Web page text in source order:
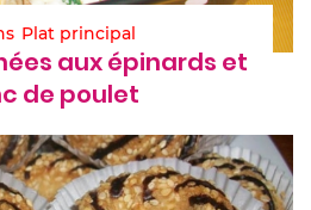
Plat principal
aux épinards et
de poulet